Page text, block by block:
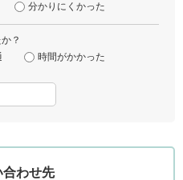
分かりにくかった
？
時間がかかった
合わせ先